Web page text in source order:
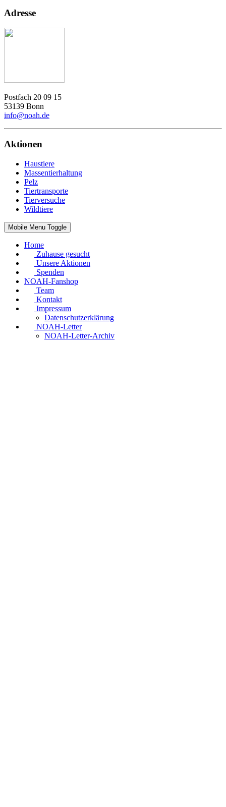
Adresse
Postfach 20 09 15
53139 Bonn
info@noah.de
Aktionen
Haustiere
Massentierhaltung
Pelz
Tiertransporte
Tierversuche
Wildtiere
Mobile Menu Toggle
Home
Zuhause gesucht
Unsere Aktionen
Spenden
NOAH-Fanshop
Team
Kontakt
Impressum
Datenschutzerklärung
NOAH-Letter
NOAH-Letter-Archiv